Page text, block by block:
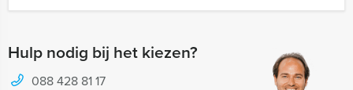
Hulp nodig bij het kiezen?
088 428 81 17